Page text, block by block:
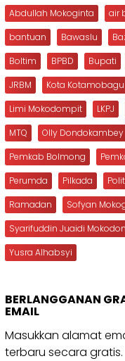
Abdullah Mokoginta air
bantuan
Bawaslu
Boltim
BPBD Bupati
JRBM
Kota Kotamobagu
Limi Mokodompit
LKPJ
MTQ
Olly Dondokambey
Pemkab Bolmong
Perumda
Pilkada
Ramadan
Sofyan
Syarifuddin Juaidi
Yusra Alhabsyi
BERLANGGANAN
EMAIL
Masukkan alamat
terbaru secara gratis.